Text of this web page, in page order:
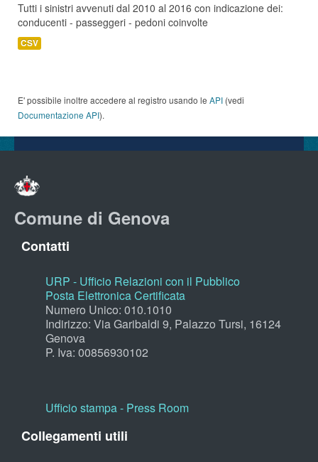
Tutti i sinistri avvenuti dal 2010 al 2016 con indicazione dei:
conducenti - passeggeri - pedoni coinvolte
CSV
E' possibile inoltre accedere al registro usando le API (vedi
Documentazione API).
Comune di Genova
Contatti
URP - Ufficio Relazioni con il Pubblico
Posta Elettronica Certificata
Numero Unico: 010.1010
Indirizzo: Via Garibaldi 9, Palazzo Tursi, 16124
Genova
P. Iva: 00856930102
Ufficio stampa - Press Room
Collegamenti utili